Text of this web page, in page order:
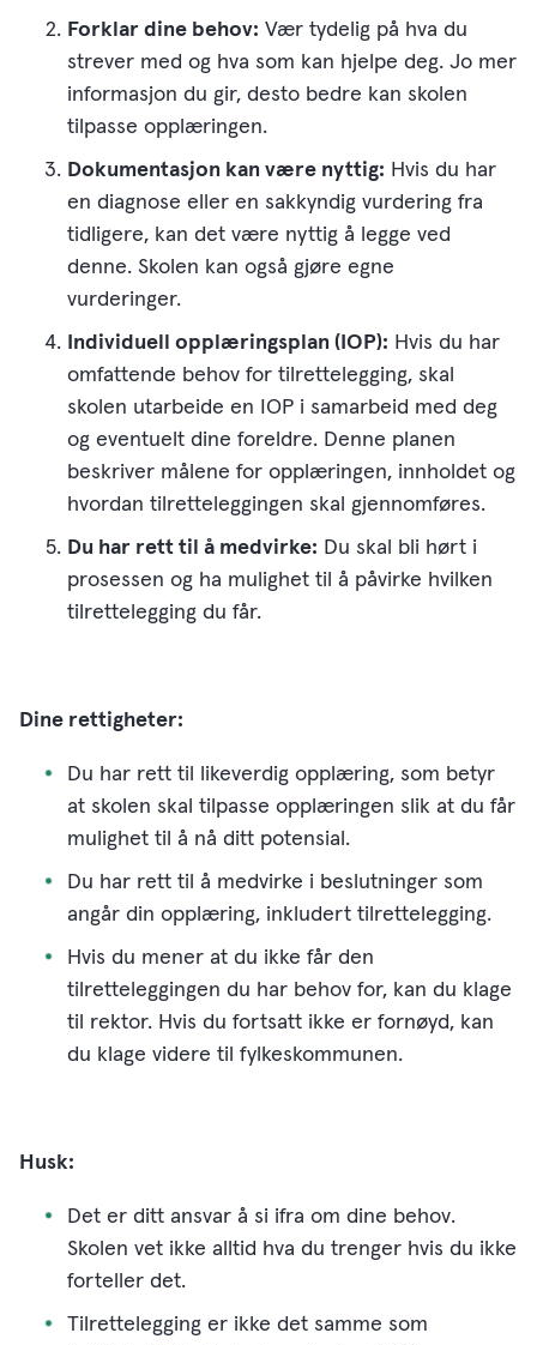
Forklar dine behov: Vær tydelig på hva du
strever med og hva som kan hjelpe deg. Jo mer
informasjon du gir, desto bedre kan skolen
tilpasse opplæringen.
Dokumentasjon kan være nyttig: Hvis du har
en diagnose eller en sakkyndig vurdering fra
tidligere, kan det være nyttig å legge ved
denne. Skolen kan også gjøre egne
vurderinger.
Individuell opplæringsplan (IOP): Hvis du har
omfattende behov for tilrettelegging, skal
skolen utarbeide en IOP i samarbeid med deg
og eventuelt dine foreldre. Denne planen
beskriver målene for opplæringen, innholdet og
hvordan tilretteleggingen skal gjennomføres.
Du har rett til å medvirke: Du skal bli hørt i
prosessen og ha mulighet til å påvirke hvilken
tilrettelegging du får.
Dine rettigheter:
Du har rett til likeverdig opplæring, som betyr
at skolen skal tilpasse opplæringen slik at du får
mulighet til å nå ditt potensial.
Du har rett til å medvirke i beslutninger som
angår din opplæring, inkludert tilrettelegging.
Hvis du mener at du ikke får den
tilretteleggingen du har behov for, kan du klage
til rektor. Hvis du fortsatt ikke er fornøyd, kan
du klage videre til fylkeskommunen.
Husk:
Det er ditt ansvar å si ifra om dine behov.
Skolen vet ikke alltid hva du trenger hvis du ikke
forteller det.
Tilrettelegging er ikke det samme som